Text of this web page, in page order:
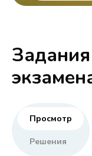
Просмотр
Решения